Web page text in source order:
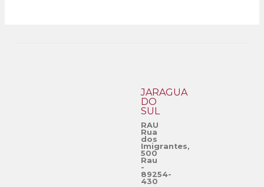
JARAGUÁ
DO
SUL
RAU
Rua
dos
Imigrantes,
500
Rau
-
89254-
430